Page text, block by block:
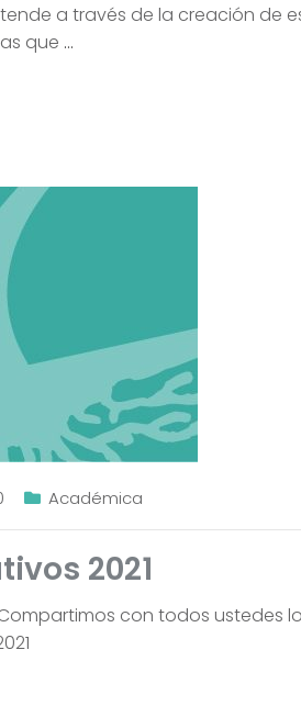
a través de la creación
que …
Académica
2021
con todos ustedes